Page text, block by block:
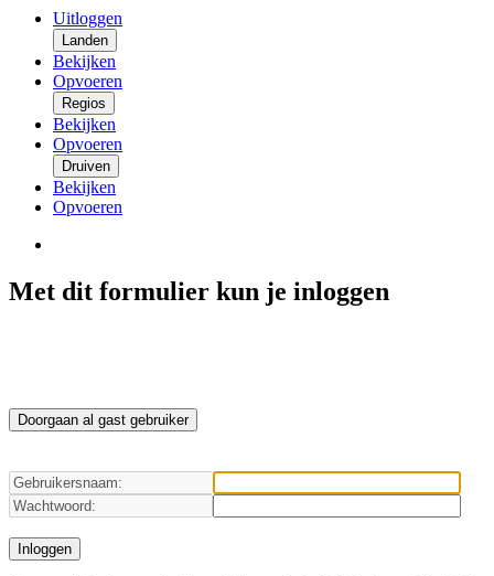
Uitloggen
Landen
Bekijken
Opvoeren
Regios
Bekijken
Opvoeren
Druiven
Bekijken
Opvoeren
Met dit formulier kun je inloggen